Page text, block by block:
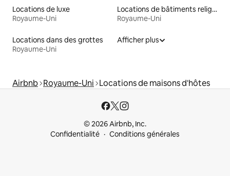
Locations de luxe
Royaume-Uni
Locations de bâtiments religieux
Royaume-Uni
Locations dans des grottes
Royaume-Uni
Afficher plus
Airbnb Royaume-Uni Locations de maisons d'hôtes
© 2026 Airbnb, Inc.
Confidentialité
Conditions générales